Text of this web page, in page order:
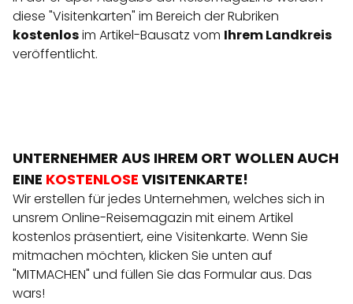
diese "Visitenkarten" im Bereich der Rubriken
kostenlosim Artikel-Bausatz vom Ihrem Landkreis
veröffentlicht.
UNTERNEHMER AUS IHREM ORT WOLLEN AUCH
EINE KOSTENLOSE VISITENKARTE!
Wir erstellen für jedes Unternehmen, welches sich in
unsrem Online-Reisemagazin mit einem Artikel
kostenlos präsentiert, eine Visitenkarte. Wenn Sie
mitmachen möchten, klicken Sie unten auf
"MITMACHEN" und füllen Sie das Formular aus. Das
wars!